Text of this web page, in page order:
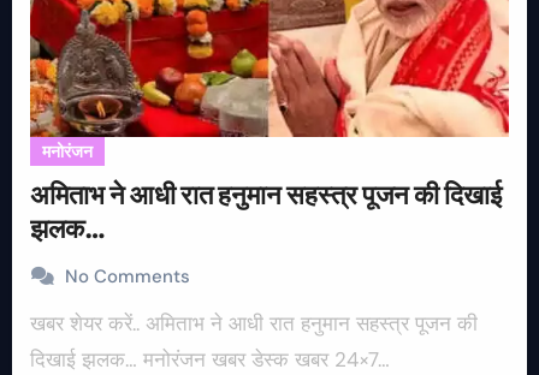
मनोरंजन
अमिताभ ने आधी रात हनुमान सहस्त्र पूजन की दिखाई
झलक…
No Comments
खबर शेयर करें.. अमिताभ ने आधी रात हनुमान सहस्त्र पूजन की
दिखाई झलक… मनोरंजन खबर डेस्क खबर 24×7…